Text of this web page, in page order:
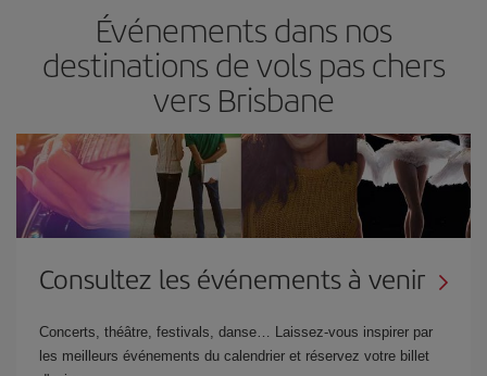
Événements dans nos
destinations de vols pas chers
vers Brisbane
Consultez les événements à venir
Concerts, théâtre, festivals, danse… Laissez-vous inspirer par
les meilleurs événements du calendrier et réservez votre billet